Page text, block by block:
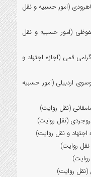
(امور حسبیه و نقل
(امور حسبیه و نقل
قمی (اجازه اجتهاد و
اردبیلی (امور حسبیه